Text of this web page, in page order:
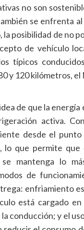
no son
se enfrenta
posibilidad de no
de vehículo
típicos
y 120 kilómetros,
de que la
activa.
desde el
que permite que
mantenga lo
de
enfriamiento
está cargado
conducción; y el